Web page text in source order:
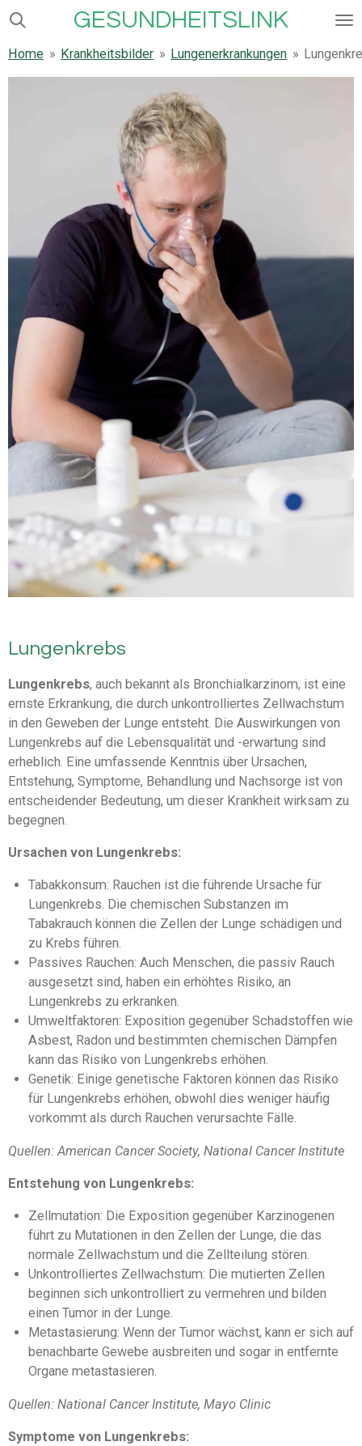
Zum
springen
GESUNDHEITSLINK
Home » Krankheitsbilder » Lungenerkrankungen »
Lungenkrebs
Lungenkrebs, auch bekannt als Bronchialkarzinom, ist eine
ernste Erkrankung, die durch unkontrolliertes Zellwachstum
in den Geweben der Lunge entsteht. Die Auswirkungen von
Lungenkrebs auf die Lebensqualität und -erwartung sind
erheblich. Eine umfassende Kenntnis über Ursachen,
Entstehung, Symptome, Behandlung und Nachsorge ist von
entscheidender Bedeutung, um dieser Krankheit wirksam zu
begegnen.
Ursachen von Lungenkrebs:
Tabakkonsum: Rauchen ist die führende Ursache für
Lungenkrebs. Die chemischen Substanzen im
Tabakrauch können die Zellen der Lunge schädigen und
zu Krebs führen.
Passives Rauchen: Auch Menschen, die passiv Rauch
ausgesetzt sind, haben ein erhöhtes Risiko, an
Lungenkrebs zu erkranken.
Umweltfaktoren: Exposition gegenüber Schadstoffen wie
Asbest, Radon und bestimmten chemischen Dämpfen
kann das Risiko von Lungenkrebs erhöhen.
Genetik: Einige genetische Faktoren können das Risiko
für Lungenkrebs erhöhen, obwohl dies weniger häufig
vorkommt als durch Rauchen verursachte Fälle.
Quellen: American Cancer Society, National Cancer Institute
Entstehung von Lungenkrebs:
Zellmutation: Die Exposition gegenüber Karzinogenen
führt zu Mutationen in den Zellen der Lunge, die das
normale Zellwachstum und die Zellteilung stören.
Unkontrolliertes Zellwachstum: Die mutierten Zellen
beginnen sich unkontrolliert zu vermehren und bilden
einen Tumor in der Lunge.
Metastasierung: Wenn der Tumor wächst, kann er sich auf
benachbarte Gewebe ausbreiten und sogar in entfernte
Organe metastasieren.
Quellen: National Cancer Institute, Mayo Clinic
Symptome von Lungenkrebs: